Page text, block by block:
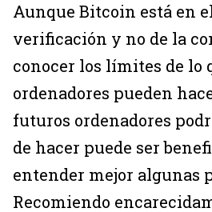
Aunque Bitcoin está en
verificación y no de la
conocer los límites de lo
ordenadores pueden
futuros ordenadores
de hacer puede ser
entender mejor algunas
Recomiendo